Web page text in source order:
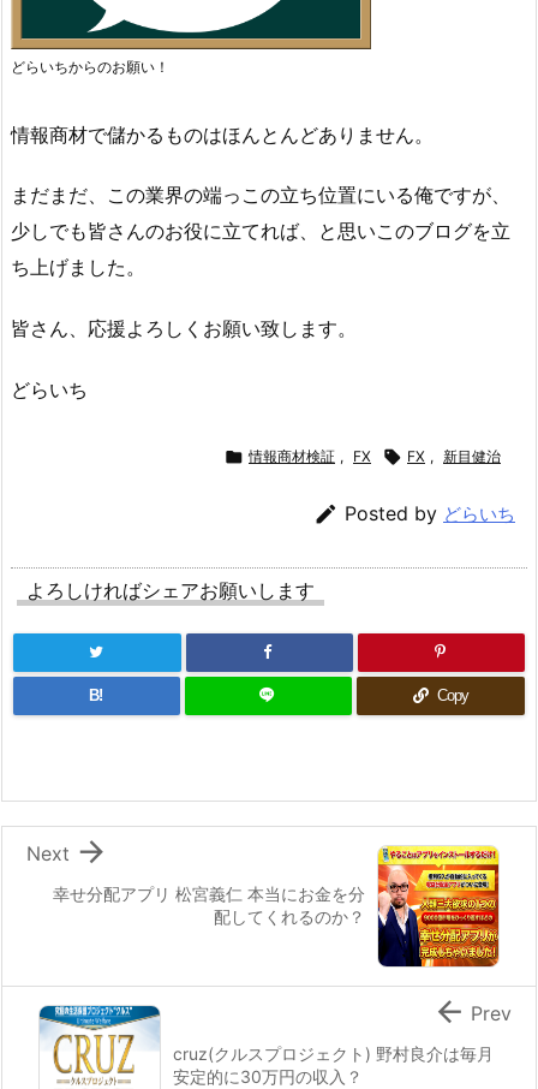
どらいちからのお願い！
情報商材で儲かるものはほんとんどありません。
まだまだ、この業界の端っこの立ち位置にいる俺ですが、
少しでも皆さんのお役に立てれば、と思いこのブログを立
ち上げました。
皆さん、応援よろしくお願い致します。
どらいち
 情報商材検証 , FX  FX , 新目健治
 Posted by どらいち
よろしければシェアお願いします
B! Copy
幸せ分配アプリ 松宮義仁 本当にお金を分
配してくれるのか？

Next
cruz(クルスプロジェクト) 野村良介は毎月
安定的に30万円の収入？
 Prev